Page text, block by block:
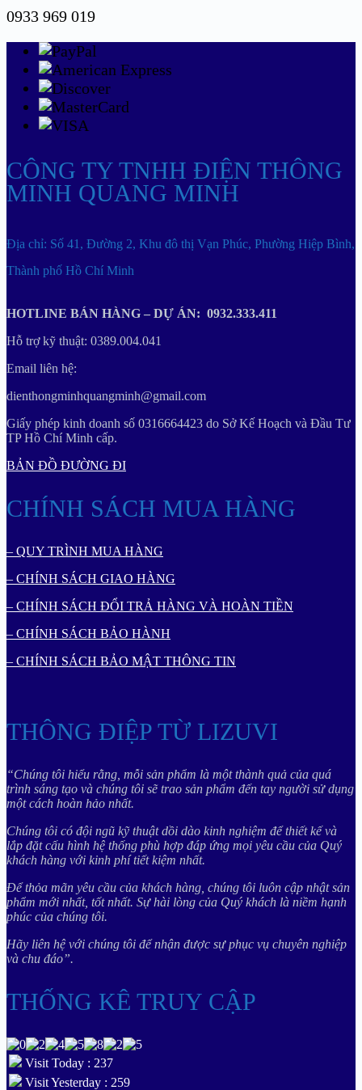
0933 969 019
CÔNG TY TNHH ĐIỆN THÔNG
MINH QUANG MINH
Địa chỉ: Số 41, Đường 2, Khu đô thị Vạn Phúc, Phường Hiệp Bình,
Thành phố Hồ Chí Minh
HOTLINE BÁN HÀNG – DỰ ÁN: 0932.333.411
Hỗ trợ kỹ thuật: 0389.004.041
Email liên hệ:
dienthongminhquangminh@gmail.com
Giấy phép kinh doanh số 0316664423 do Sở Kế Hoạch và Đầu Tư
TP Hồ Chí Minh cấp.
BẢN ĐỒ ĐƯỜNG ĐI
CHÍNH SÁCH MUA HÀNG
– QUY TRÌNH MUA HÀNG
– CHÍNH SÁCH GIAO HÀNG
– CHÍNH SÁCH ĐỔI TRẢ HÀNG VÀ HOÀN TIỀN
– CHÍNH SÁCH BẢO HÀNH
– CHÍNH SÁCH BẢO MẬT THÔNG TIN
THÔNG ĐIỆP TỪ LIZUVI
“Chúng tôi hiểu rằng, mỗi sản phẩm là một thành quả của quá
trình sáng tạo và chúng tôi sẽ trao sản phẩm đến tay người sử dụng
một cách hoàn hảo nhất.
Chúng tôi có đội ngũ kỹ thuật dồi dào kinh nghiệm để thiết kế và
lắp đặt cấu hình hệ thống phù hợp đáp ứng mọi yêu cầu của Quý
khách hàng với kinh phí tiết kiệm nhất.
Để thỏa mãn yêu cầu của khách hàng, chúng tôi luôn cập nhật sản
phẩm mới nhất, tốt nhất. Sự hài lòng của Quý khách là niềm hạnh
phúc của chúng tôi.
Hãy liên hệ với chúng tôi để nhận được sự phục vụ chuyên nghiệp
và chu đáo”.
THỐNG KÊ TRUY CẬP
Visit Today : 237
Visit Yesterday : 259